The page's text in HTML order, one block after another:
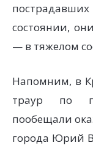
состоянии,
— в тяжелом
Напомним, в
траур по
пообещали
города Юрий